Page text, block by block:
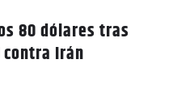
80 dólares tras
contra Irán